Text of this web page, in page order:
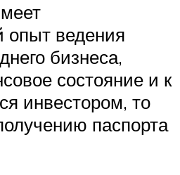
опыт ведения
бизнеса,
состояние и к
инвестором, то
паспорта